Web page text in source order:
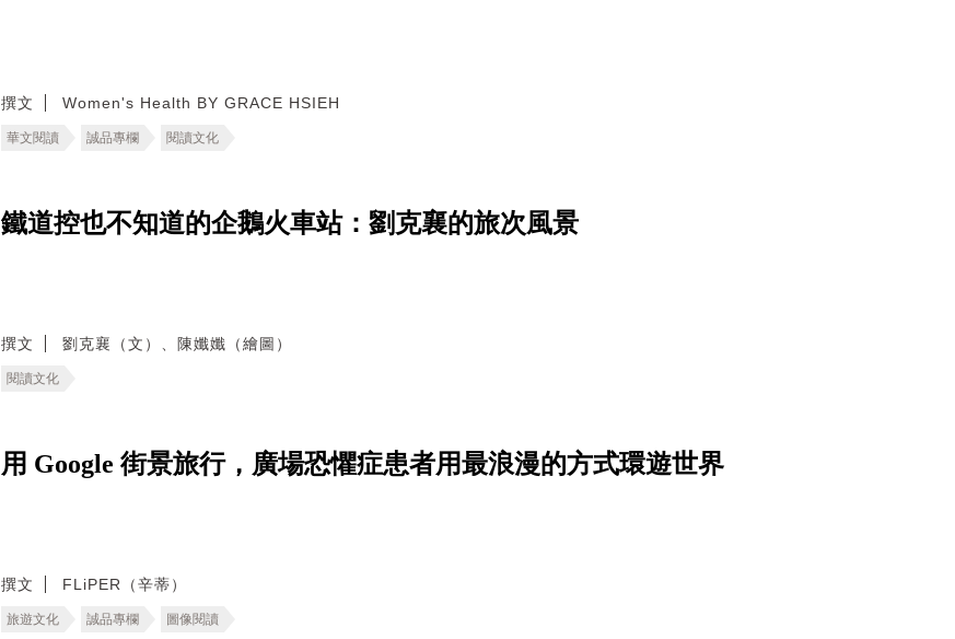
撰文 Women's Health BY GRACE HSIEH
華文閱讀 誠品專欄 閱讀文化
鐵道控也不知道的企鵝火車站：劉克襄的旅次風景
撰文 劉克襄（文）、陳孅孅（繪圖）
閱讀文化
用 Google 街景旅行，廣場恐懼症患者用最浪漫的方式環遊世界
撰文 FLiPER（辛蒂）
旅遊文化 誠品專欄 圖像閱讀